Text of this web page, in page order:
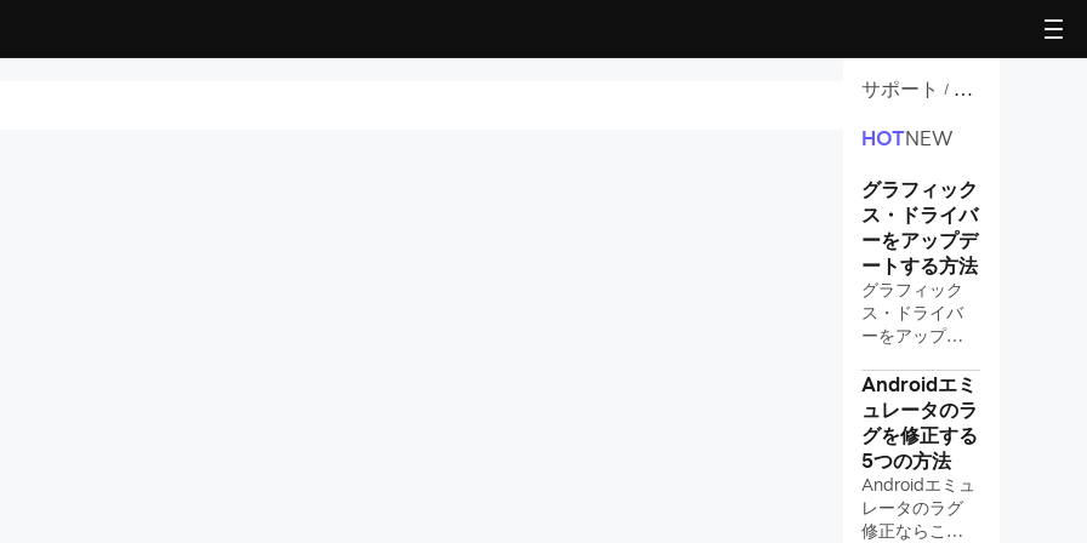
サポート / PC
化
HOTNEW
グラフィック
ス・ドライバ
ーをアップデ
ートする方法
グラフィック
ス・ドライバ
ーをアップデ
Androidエミ
ュレータのラ
グを修正する
5つの方法
Androidエミュ
レータのラグ
修正ならこち